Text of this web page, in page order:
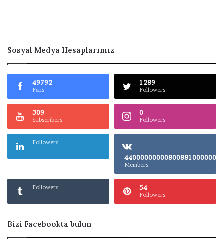
Sosyal Medya Hesaplarımız
49792
Fans
1289
Followers
309
Subscribers
0
Followers
Followers
Members
Followers 54
Followers
Bizi Facebookta bulun